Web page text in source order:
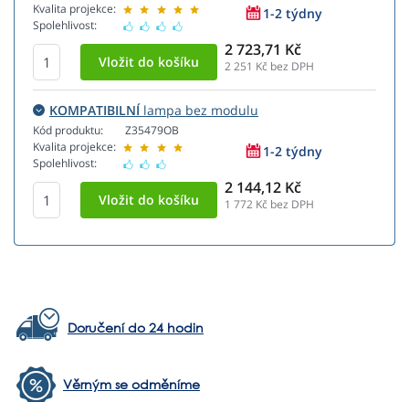
Kvalita projekce:
Spolehlivost:
1-2 týdny
2 723,71 Kč
2 251 Kč bez DPH
KOMPATIBILNÍlampa bez modulu
Kód produktu:
Kvalita projekce:
Spolehlivost:
Z35479OB
1-2 týdny
2 144,12 Kč
1 772 Kč bez DPH
Doručení do 24 hodin
Věrným se odměníme